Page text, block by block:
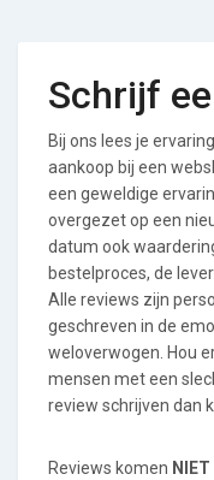
Schrijf
Bij ons lees je
aankoop bij een
een geweldige
overgezet op een
datum ook
bestelproces, de
Alle reviews zijn
geschreven in de
weloverwogen. Hou
mensen met een
review schrijven dan
Reviews komen NIET